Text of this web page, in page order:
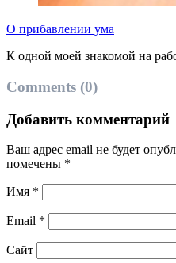
О прибавлении ума
К одной моей знакомой на
Comments (0)
Добавить комментарий
Ваш адрес email не будет
помечены *
Имя *
Email *
Сайт